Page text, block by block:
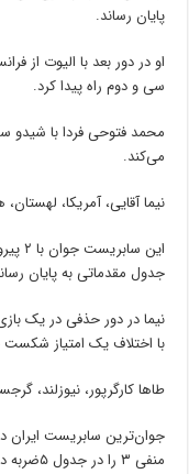
پایان رساند.
سی و دوم راه پیدا کرد.
می‌کند.
نیما آقایی، آمریکا،
جدول مقدماتی به پایان
نیما در دور حذفی در یک
با اختلاف یک امتیاز شکست
طاها کارگرپور، نیوزلند،
منفی ۳ را در جدول ۵ضربه داشت.